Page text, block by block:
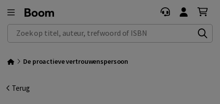
Zoek op titel, auteur, trefwoord of ISBN
De proactieve vertrouwenspersoon
Terug